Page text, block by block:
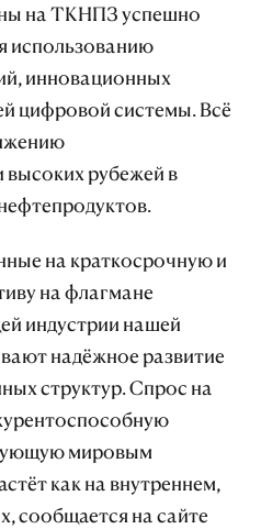
на ТКНПЗ успешно
использованию
инновационных
цифровой системы. Всё
рубежей в
на краткосрочную и
на флагмане
индустрии нашей
надёжное развитие
структур. Спрос на
мировым
как на внутреннем,
сообщается на сайте